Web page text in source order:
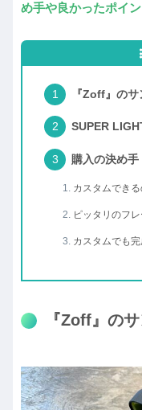
め手や良かったポイン
『Zoff』の
SUPER
購入の決め
カスタムでき
ピッタリのフ
カスタムでも完
『Zoff』の